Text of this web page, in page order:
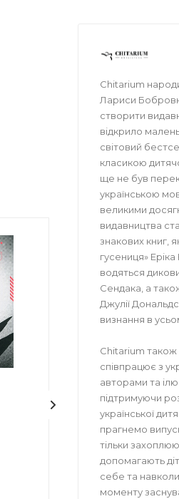
Кіра й таємниця
Бодо Шефер
Chitarium
Лариси
створити
відкрило
світовий
класикою
ще не був
українською
великими
видавництва
знакових книг,
гусениця»
водяться
Сендака, а
Джулії
визнання в
Chitarium також
співпрацює з
авторами та
підтримуючи
української
прагнемо
тільки
допомагають
себе та
моменту